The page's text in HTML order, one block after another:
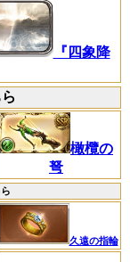
『四象降
橄欖の
弩
久遠の指輪